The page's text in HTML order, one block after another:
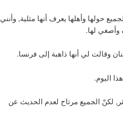
حولها وأهلها يعرف أنها مثلية, وأنني
وأصغي لها.
وقالت لي أنها ذاهبة إلى فرنسا.
اليوم.
لكنّ الجميع مرتاح لعدم الحديث عن